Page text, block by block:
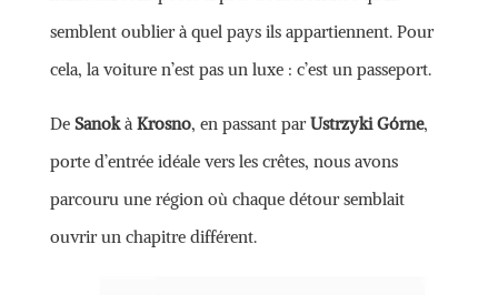
semblent oublier à quel pays ils appartiennent. Pour
cela, la voiture n’est pas un luxe : c’est un passeport.
De SanokàKrosno, en passant parUstrzyki Górne,
porte d’entrée idéale vers les crêtes, nous avons
parcouru une région où chaque détour semblait
ouvrir un chapitre différent.